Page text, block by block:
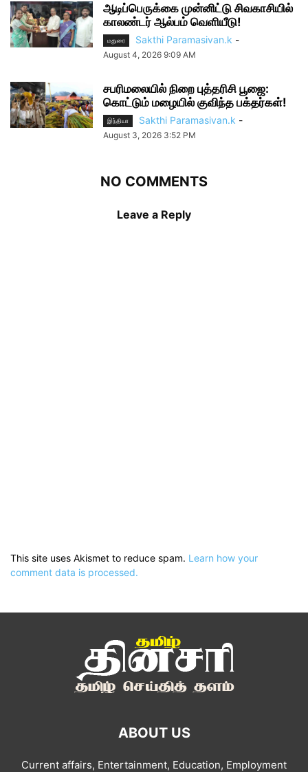
ஆடிப்பெருக்கை முன்னிட்டு சிவகாசியில்
காலண்டர் ஆல்பம் வெளியீடு!
மதுரை Sakthi Paramasivan.k -
August 4, 2026 9:09 AM
சபரிமலையில் நிறை புத்தரிசி பூஜை:
கொட்டும் மழையில் குவிந்த பக்தர்கள்!
இந்தியா Sakthi Paramasivan.k -
August 3, 2026 3:52 PM
NO COMMENTS
Leave a Reply
This site uses Akismet to reduce spam. Learn how your
comment data is processed.
ABOUT US
Current affairs, Entertainment, Education, Employment